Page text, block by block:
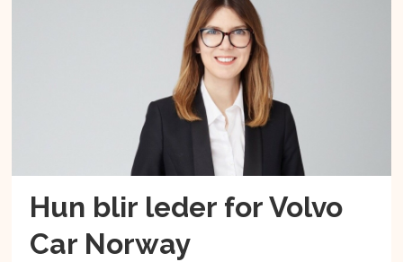
Hun blir leder for Volvo
Car Norway